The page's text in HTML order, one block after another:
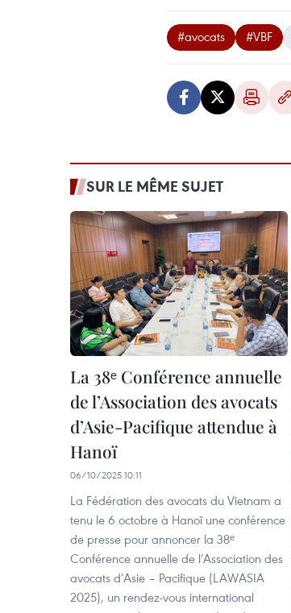
#avocats #VBF
SUR LE MÊME SUJET
La 38ᵉ Conférence annuelle
de l’Association des avocats
d’Asie-Pacifique attendue à
Hanoï
06/10/2025 10:11
La Fédération des avocats du Vietnam a
tenu le 6 octobre à Hanoï une conférence
de presse pour annoncer la 38ᵉ
Conférence annuelle de l’Association des
avocats d’Asie – Pacifique (LAWASIA
2025), un rendez-vous international